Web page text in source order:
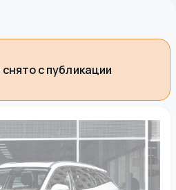
с публикации